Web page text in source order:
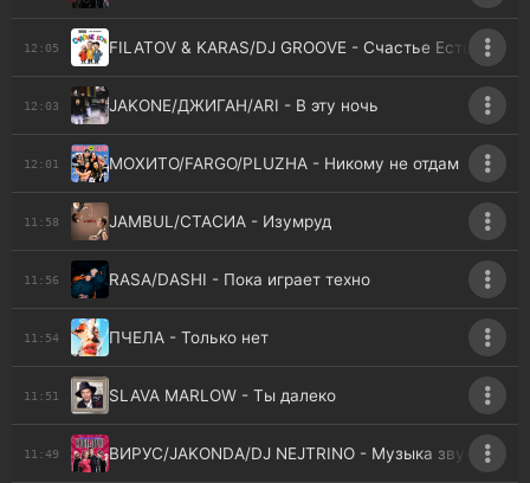
12:05 FILATOV & KARAS/DJ GROOVE - Счастье Есть
12:03 JAKONE/ДЖИГАН/ARI - В эту ночь
12:01 МОХИТО/FARGO/PLUZHA - Никому не отдам
11:58 JAMBUL/СТАСИА - Изумруд
11:56 RASA/DASHI - Пока играет техно
11:54 ПЧЕЛА - Только нет
11:51 SLAVA MARLOW - Ты далеко
11:49 ВИРУС/JAKONDA/DJ NEJTRINO - Музыка звучит